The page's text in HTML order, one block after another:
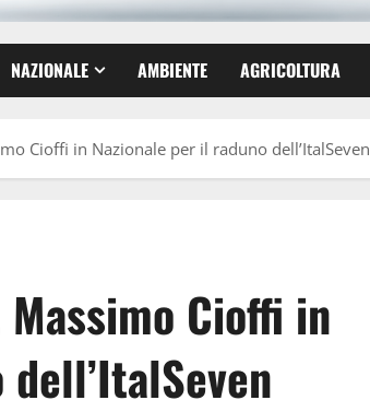
NAZIONALE AMBIENTE AGRICOLTURA
Cioffi in Nazionale per il raduno dell’ItalSeven
Cioffi in